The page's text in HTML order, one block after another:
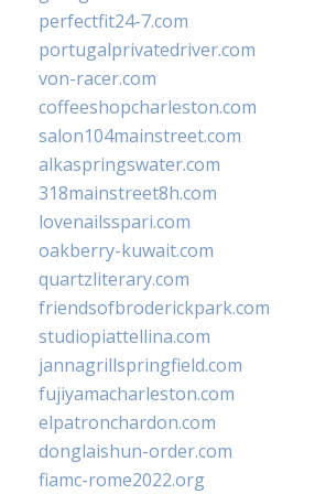
perfectfit24-7.com
portugalprivatedriver.com
von-racer.com
coffeeshopcharleston.com
salon104mainstreet.com
alkaspringswater.com
318mainstreet8h.com
lovenailsspari.com
oakberry-kuwait.com
quartzliterary.com
friendsofbroderickpark.com
studiopiattellina.com
jannagrillspringfield.com
fujiyamacharleston.com
elpatronchardon.com
donglaishun-order.com
fiamc-rome2022.org